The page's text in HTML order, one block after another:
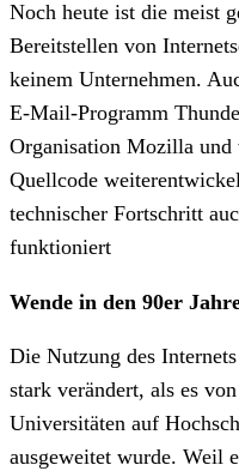
Noch heute ist die meist
Bereitstellen von
keinem Unternehmen.
E-Mail-Programm
Organisation Mozilla
Quellcode
technischer Fortschritt
funktioniert
Wende in den 90er
Die Nutzung des
stark verändert, als es
Universitäten auf
ausgeweitet wurde. Weil